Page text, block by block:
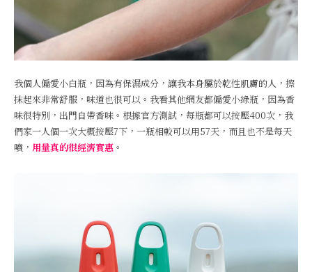
我個人偏愛小白瓶，因為有保濕成分，讓我本身屬於乾性肌膚的人，擦
抹起來非常舒服，味道也很可以。我看其他網友都偏愛小綠瓶，因為香
味很特別，出門自帶香味。根據官方測試，每瓶都可以按壓400次，我
們家一人個一次大概按壓7下，一瓶相較可以用57天，而且也不是每天
噴， 用量真的很經濟實惠 。